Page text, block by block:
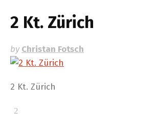
2 Kt. Zürich
byChristan Fotsch
2 Kt. Zürich